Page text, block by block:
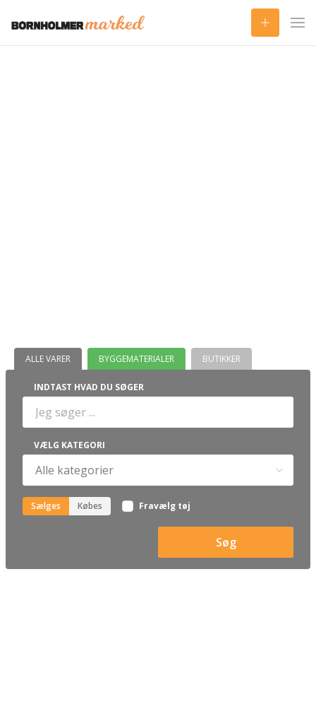
ALLE VARER BYGGEMATERIALER BUTIKKER
INDTAST HVAD DU SØGER
VÆLG KATEGORI
Sælges Købes Fravælg tøj
Søg